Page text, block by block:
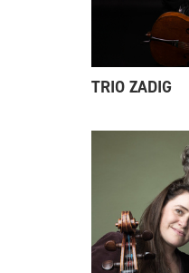
TRIO ZADIG